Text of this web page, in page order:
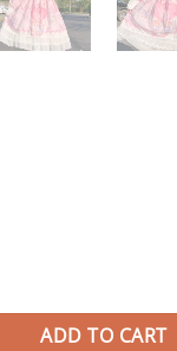
ADD TO CART